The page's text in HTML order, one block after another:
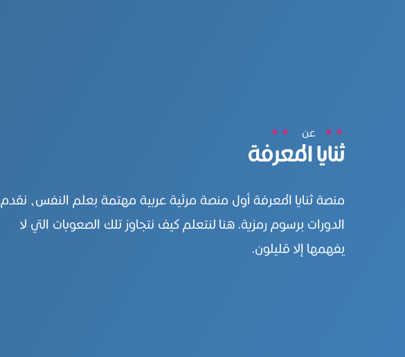
عن
ثنايا المعرفة
منصة ثنايا المعرفة أول منصة مرئية عربية مهتمة بعلم النفس، نقدم
الدورات برسوم رمزية. هنا لنتعلم كيف نتجاوز تلك الصعوبات التي لا
يفهمها إلا قليلون.